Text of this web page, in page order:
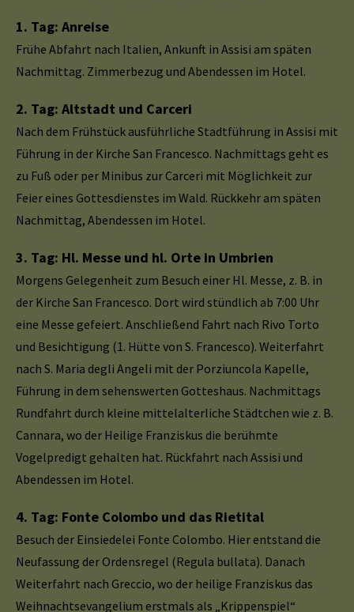
1. Tag: Anreise
Frühe Abfahrt nach Italien, Ankunft in Assisi am späten
Nachmittag. Zimmerbezug und Abendessen im Hotel.
2. Tag: Altstadt und Carceri
Nach dem Frühstück ausführliche Stadtführung in Assisi mit
Führung in der Kirche San Francesco. Nachmittags geht es
zu Fuß oder per Minibus zur Carceri mit Möglichkeit zur
Feier eines Gottesdienstes im Wald. Rückkehr am späten
Nachmittag, Abendessen im Hotel.
3. Tag: Hl. Messe und hl. Orte in Umbrien
Morgens Gelegenheit zum Besuch einer Hl. Messe, z. B. in
der Kirche San Francesco. Dort wird stündlich ab 7:00 Uhr
eine Messe gefeiert. Anschließend Fahrt nach Rivo Torto
und Besichtigung (1. Hütte von S. Francesco). Weiterfahrt
nach S. Maria degli Angeli mit der Porziuncola Kapelle,
Führung in dem sehenswerten Gotteshaus. Nachmittags
Rundfahrt durch kleine mittelalterliche Städtchen wie z. B.
Cannara, wo der Heilige Franziskus die berühmte
Vogelpredigt gehalten hat. Rückfahrt nach Assisi und
Abendessen im Hotel.
4. Tag: Fonte Colombo und das Rietital
Besuch der Einsiedelei Fonte Colombo. Hier entstand die
Neufassung der Ordensregel (Regula bullata). Danach
Weiterfahrt nach Greccio, wo der heilige Franziskus das
Weihnachtsevangelium erstmals als „Krippenspiel“